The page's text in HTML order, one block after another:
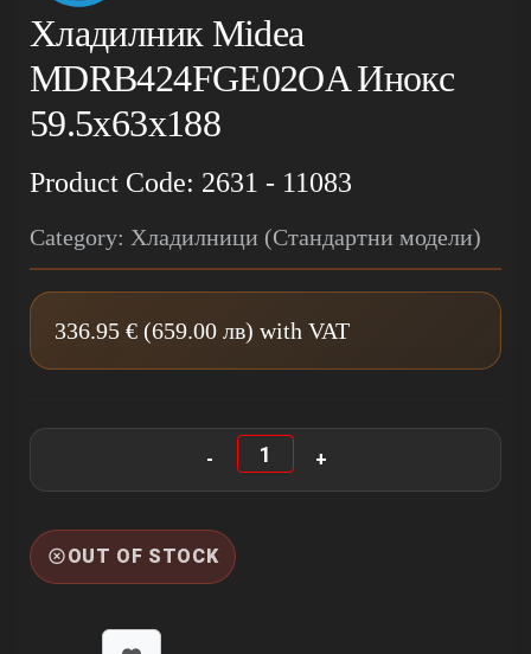
Хладилник Midea
MDRB424FGE02OA Инокс
59.5x63x188
Product Code: 2631 - 11083
Category: Хладилници (Стандартни модели)
336.95 € (659.00 лв) with VAT
OUT OF STOCK